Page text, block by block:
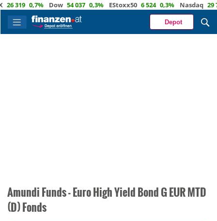
319 0,7% Dow 54 037 0,3% EStoxx50 6 524 0,3% Nasdaq 29
Depot
Amundi Funds - Euro High Yield Bond G EUR MTD
(D) Fonds